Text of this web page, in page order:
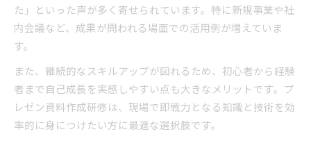
た」といった声が多く寄せられています。特に新規事業や社
内会議など、成果が問われる場面での活用例が増えていま
す。
また、継続的なスキルアップが図れるため、初心者から経験
者まで自己成長を実感しやすい点も大きなメリットです。プ
レゼン資料作成研修は、現場で即戦力となる知識と技術を効
率的に身につけたい方に最適な選択肢です。